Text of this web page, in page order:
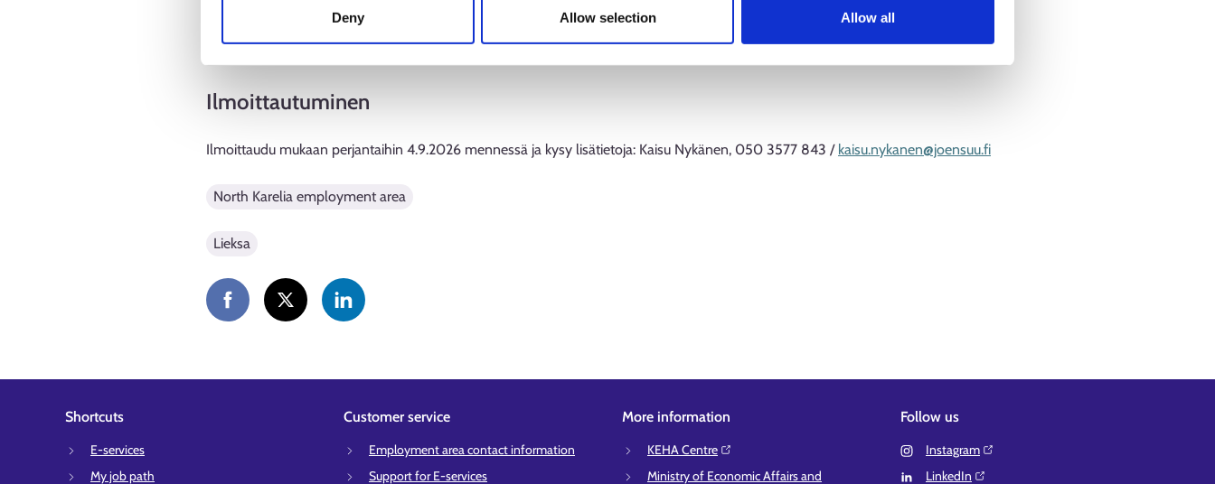
Deny Allow selection Allow all
Ilmoittautuminen
Ilmoittaudu mukaan perjantaihin 4.9.2026 mennessä ja kysy lisätietoja: Kaisu Nykänen, 050 3577 843 / kaisu.nykanen@joensuu.fi
North Karelia employment area
Lieksa
Shortcuts
E-services
My job path
Customer service
Employment area contact information
Support for E-services
More information
KEHA Centre⁠
Ministry of Economic Affairs and
Follow us
Instagram⁠
LinkedIn⁠